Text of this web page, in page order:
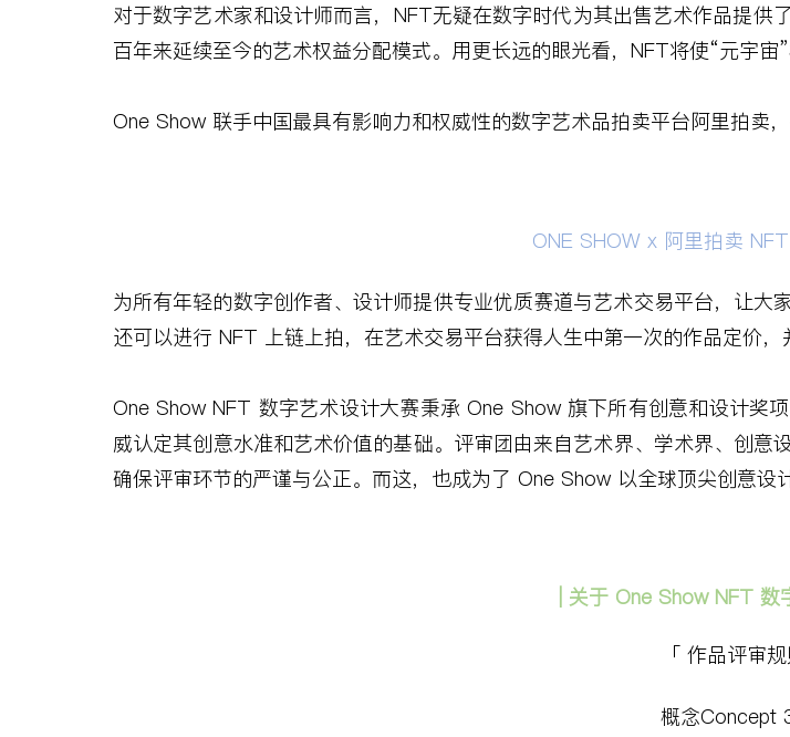
对于数字艺术家和设计师而言， NFT无疑在数字时代为其出售艺术作品提供
百年来延续至今的艺术权益分配模式。用更长远的眼光看， NFT将使“元宇宙”
One Show 联手中国最具有影响力和权威性的数字艺术品拍卖平台阿里拍卖
ONE SHOW x 阿里拍卖 NFT
为所有年轻的数字创作者、设计师提供专业优质赛道与艺术交易平台，让大
还可以进行 NFT 上链上拍，在艺术交易平台获得人生中第一次的作品定价
One Show NFT 数字艺术设计大赛秉承 One Show 旗下所有创意和设计奖
威认定其创意水准和艺术价值的基础。评审团由来自艺术界、学术界、创意
确保评审环节的严谨与公正。而这，也成为了 One Show 以全球顶尖创意设
关于 One Show NFT 数
「 作品评审规
概念Concept